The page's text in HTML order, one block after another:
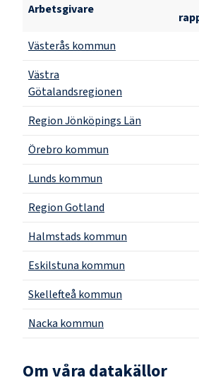
Arbetsgivare
Västerås kommun
Västra
Götalandsregionen
Region Jönköpings Län
Örebro kommun
Lunds kommun
Region Gotland
Halmstads kommun
Eskilstuna kommun
Skellefteå kommun
Nacka kommun
Om våra datakällor